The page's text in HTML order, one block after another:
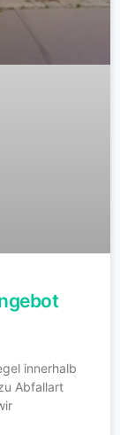
innerhalb
Abfallart